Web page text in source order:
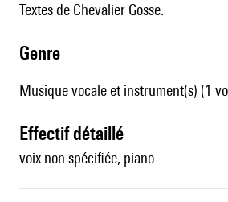
Textes de Chevalier Gosse.
genre
Musique vocale et instrument(s) (1
effectif détaillé
voix non spécifiée, piano